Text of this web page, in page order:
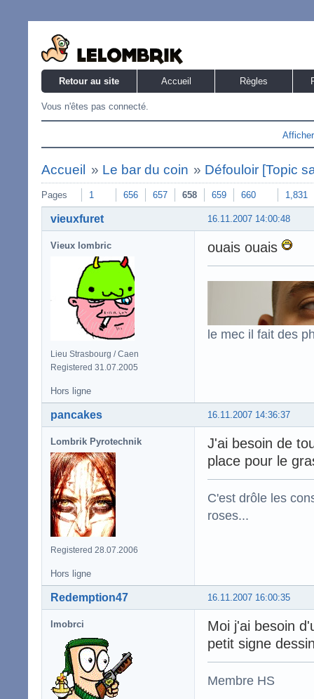
Retour au site Accueil Règles
Vous n'êtes pas connecté.
Accueil » Le bar du coin » Défouloir [Topic
Pages 1 656 657 658 659 660 1,831
16.11.2007 14:00:48
vieuxfuret
Vieux lombric
Lieu Strasbourg / Caen
Registered 31.07.2005
ouais ouais
le mec il fait des
Hors ligne
16.11.2007 14:36:37
pancakes
Lombrik Pyrotechnik
Registered 28.07.2006
J'ai besoin de
place pour le
C'est drôle les
roses...
Hors ligne
16.11.2007 16:00:35
Redemption47
lmobrci
Moi j'ai besoin
petit signe
Membre HS